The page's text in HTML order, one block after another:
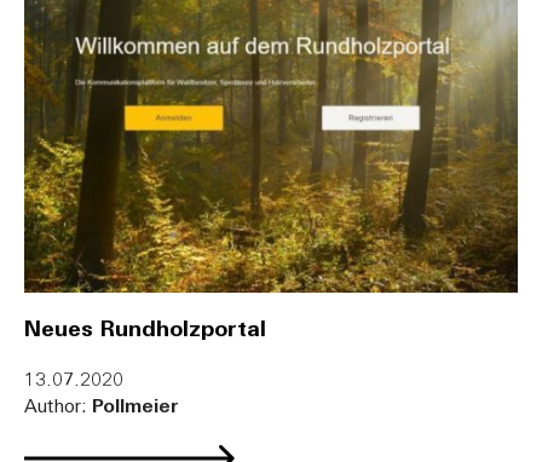
Neues Rundholzportal
13.07.2020
Author: Pollmeier